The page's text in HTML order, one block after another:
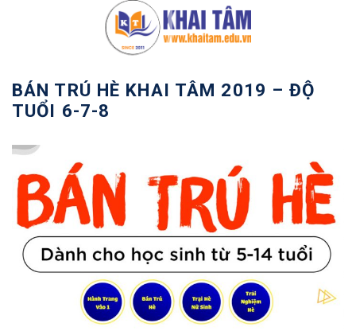
BÁN TRÚ HÈ KHAI TÂM 2019 – ĐỘ
TUỔI 6-7-8